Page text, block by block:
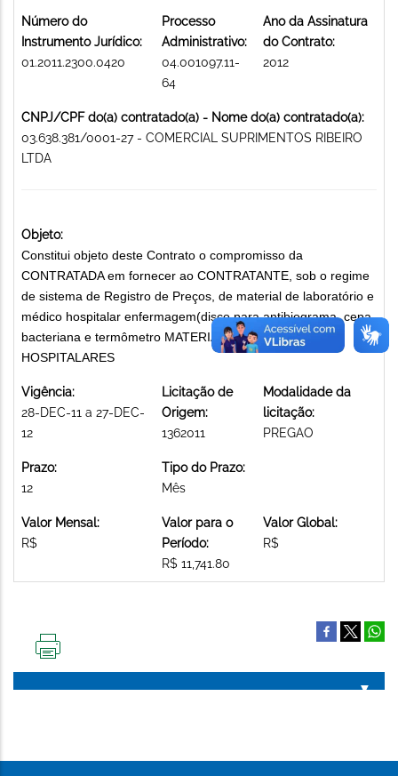
Número do
Instrumento Jurídico:
01.2011.2300.0420
Processo
Administrativo:
04.001097.11-
64
Ano da Assinatura
do Contrato:
2012
CNPJ/CPF do(a) contratado(a) - Nome do(a) contratado(a):
03.638.381/0001-27 - COMERCIAL SUPRIMENTOS RIBEIRO
LTDA
Objeto:
Constitui objeto deste Contrato o compromisso da
CONTRATADA em fornecer ao CONTRATANTE, sob o regime
de sistema de Registro de Preços, de material de laboratório e
médico hospitalar enfermagem(disco para antibiograma, cepa
bacteriana e termômetro MATERIAIS MÉDICO-
HOSPITALARES
Vigência:
28-DEC-11 a 27-DEC-
12
Licitação de
Origem:
1362011
Modalidade da
licitação:
PREGAO
Prazo:
12
Tipo do Prazo:
Mês
Valor Mensal:
R$
Valor para o
Período:
R$ 11,741.80
Valor Global:
R$
PÁGINA